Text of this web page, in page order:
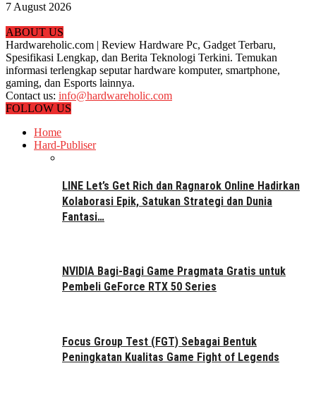
7 August 2026
ABOUT US
Hardwareholic.com | Review Hardware Pc, Gadget Terbaru,
Spesifikasi Lengkap, dan Berita Teknologi Terkini. Temukan
informasi terlengkap seputar hardware komputer, smartphone,
gaming, dan Esports lainnya.
Contact us: info@hardwareholic.com
FOLLOW US
Home
Hard-Publiser
LINE Let’s Get Rich dan Ragnarok Online Hadirkan
Kolaborasi Epik, Satukan Strategi dan Dunia
Fantasi…
NVIDIA Bagi-Bagi Game Pragmata Gratis untuk
Pembeli GeForce RTX 50 Series
Focus Group Test (FGT) Sebagai Bentuk
Peningkatan Kualitas Game Fight of Legends